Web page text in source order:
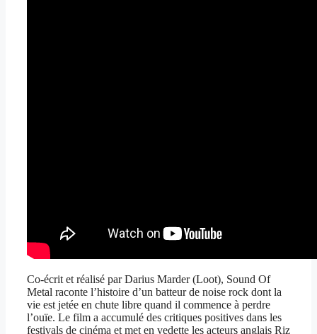
Co-écrit et réalisé par Darius Marder (Loot), Sound Of
Metal raconte l’histoire d’un batteur de noise rock dont la
vie est jetée en chute libre quand il commence à perdre
l’ouïe. Le film a accumulé des critiques positives dans les
festivals de cinéma et met en vedette les acteurs anglais Riz